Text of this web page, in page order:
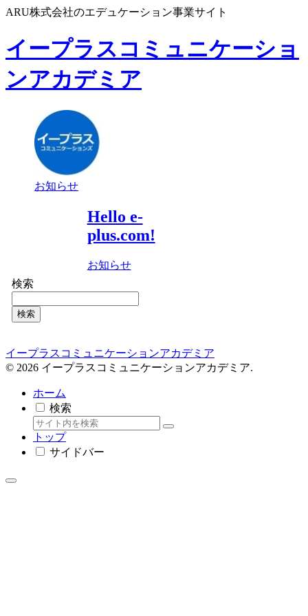
ARU株式会社のエデュケーション事業サイト
イープラスコミュニケーショ
ンアカデミア
お知らせ
Hello e-
plus.com!
お知らせ
検索
検索
イープラスコミュニケーションアカデミア
© 2026 イープラスコミュニケーションアカデミア.
ホーム
検索
トップ
サイドバー